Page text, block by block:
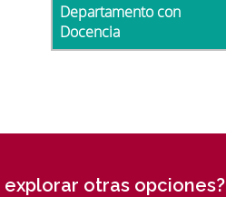
Departamento con
Docencia
explorar otras opciones?